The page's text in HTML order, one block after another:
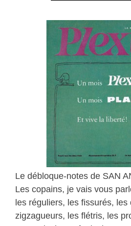
Le débloque-notes de SAN
Les copains, je vais vous
les réguliers, les fissurés,
zigzagueurs, les flétris, les